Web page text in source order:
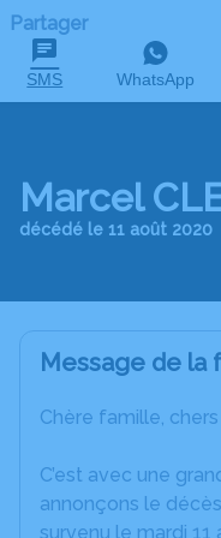
Partager
SMS WhatsApp
Marcel
décédé le 11 août 2020
Message de la
Chère famille, chers
C’est avec une
annonçons le
survenu le mardi